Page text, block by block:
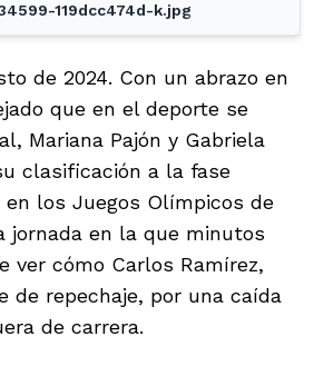
119dcc474d-k.jpg
de 2024. Con un abrazo en
que en el deporte se
Mariana Pajón y Gabriela
clasificación a la fase
en los Juegos Olímpicos de
jornada en la que minutos
ver cómo Carlos Ramírez,
de repechaje, por una caída
de carrera.